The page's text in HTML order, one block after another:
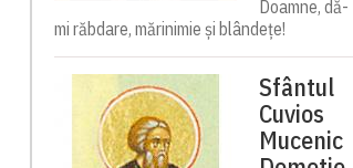
Doamne, dă-
mi răbdare, mărinimie şi blândeţe!
Sfântul
Cuvios
Mucenic